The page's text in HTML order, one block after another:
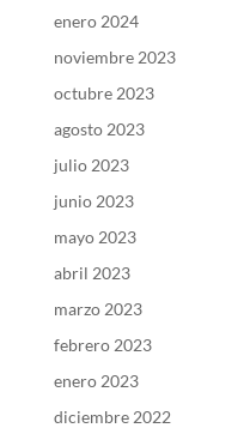
enero 2024
noviembre 2023
octubre 2023
agosto 2023
julio 2023
junio 2023
mayo 2023
abril 2023
marzo 2023
febrero 2023
enero 2023
diciembre 2022